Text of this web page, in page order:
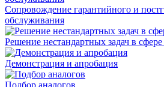
Сопровождение гарантийного и
обслуживания
Решение нестандартных задач в
Демонстрация и апробация
Подбор аналогов